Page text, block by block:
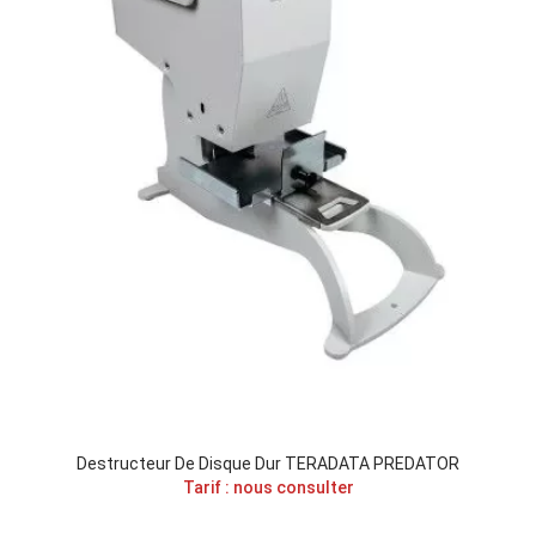
Destructeur De Disque Dur TERADATA PREDATOR
Tarif : nous consulter